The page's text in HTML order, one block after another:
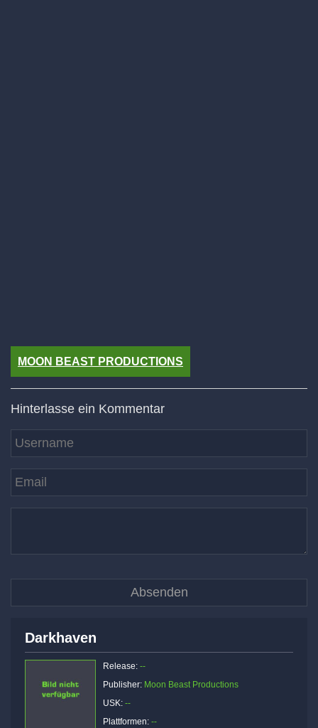
MOON BEAST PRODUCTIONS
Hinterlasse ein Kommentar
Darkhaven
Release: --
Publisher: Moon Beast Productions
USK: --
Plattformen: --